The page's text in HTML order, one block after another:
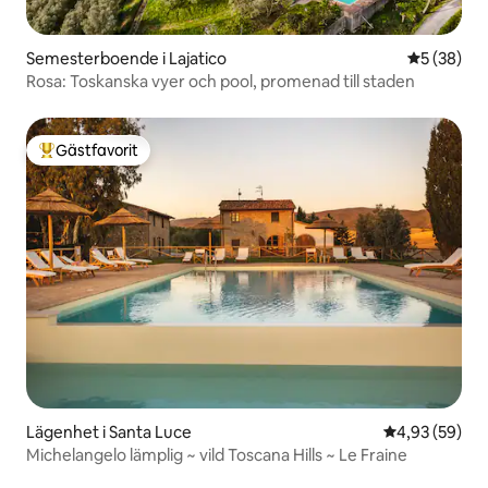
Semesterboende i Lajatico 5 av 5 i
5 (38)
Rosa: Toskanska vyer och pool, promenad till staden
Populär gästfavorit
Gästfavorit
Lägenhet i Santa Luce 4,93 av 5 i
4,93 (59)
Michelangelo lämplig ~ vild Toscana Hills ~ Le Fraine